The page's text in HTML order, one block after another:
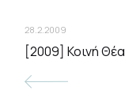
28.2.2009
[2009] Κοινή Θέα